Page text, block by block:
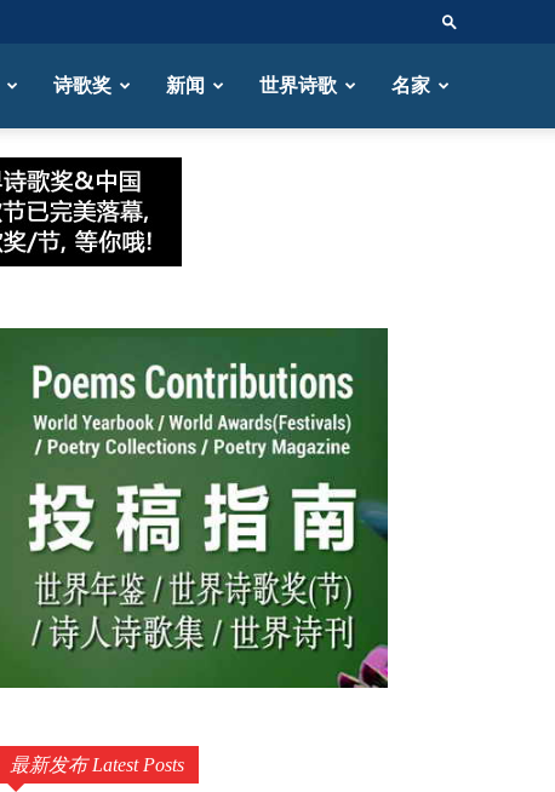
诗歌奖 新闻 世界诗歌 名家
最新发布 Latest Posts